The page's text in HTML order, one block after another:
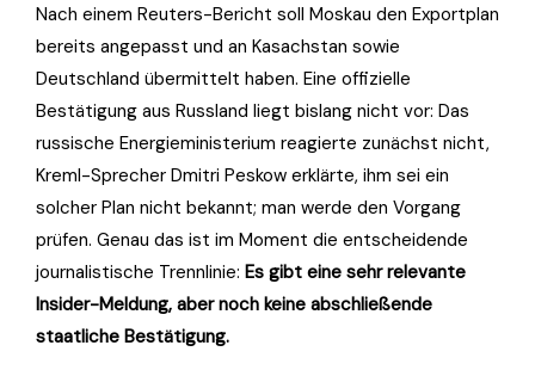
Nach einem Reuters-Bericht soll Moskau den Exportplan
bereits angepasst und an Kasachstan sowie
Deutschland übermittelt haben. Eine offizielle
Bestätigung aus Russland liegt bislang nicht vor: Das
russische Energieministerium reagierte zunächst nicht,
Kreml-Sprecher Dmitri Peskow erklärte, ihm sei ein
solcher Plan nicht bekannt; man werde den Vorgang
prüfen. Genau das ist im Moment die entscheidende
journalistische Trennlinie: Es gibt eine sehr relevante
Insider-Meldung, aber noch keine abschließende
staatliche Bestätigung.